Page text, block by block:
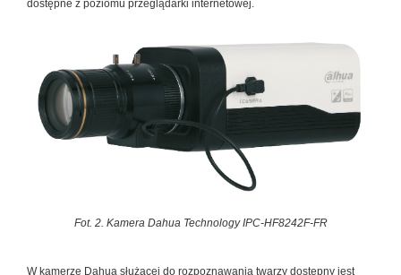
dostępne z poziomu przeglądarki internetowej.
Fot. 2. Kamera Dahua Technology IPC-HF8242F-FR
W kamerze Dahua służącej do rozpoznawania twarzy dostępny jest